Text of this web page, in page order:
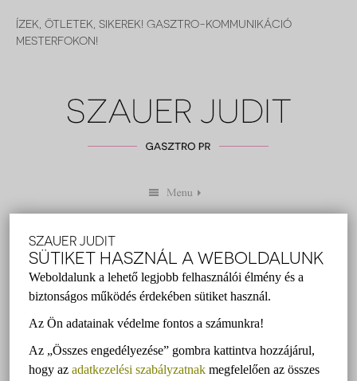
SZAUER JUDIT
SÜTIKET HASZNÁL A WEBOLDALUNK
Weboldalunk a lehető legjobb felhasználói élmény és a
biztonságos működés érdekében sütiket használ.
Az Ön adatainak védelme fontos a számunkra!
Az „Összes engedélyezése” gombra kattintva hozzájárul,
hogy az adatkezelési szabályzatnak megfelelően az összes
ÍZEK, ÖTLETEK, SIKEREK! GASZTRO-KOMMUNIKÁCIÓ
MESTERFOKON!
BEST OF 2015
Szauer Judit 2016 január 01.